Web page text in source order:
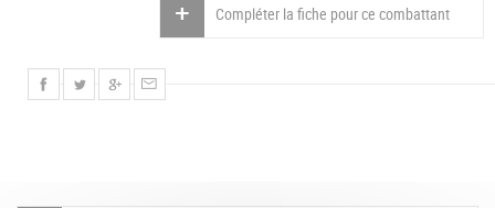
Compléter la fiche pour ce combattant